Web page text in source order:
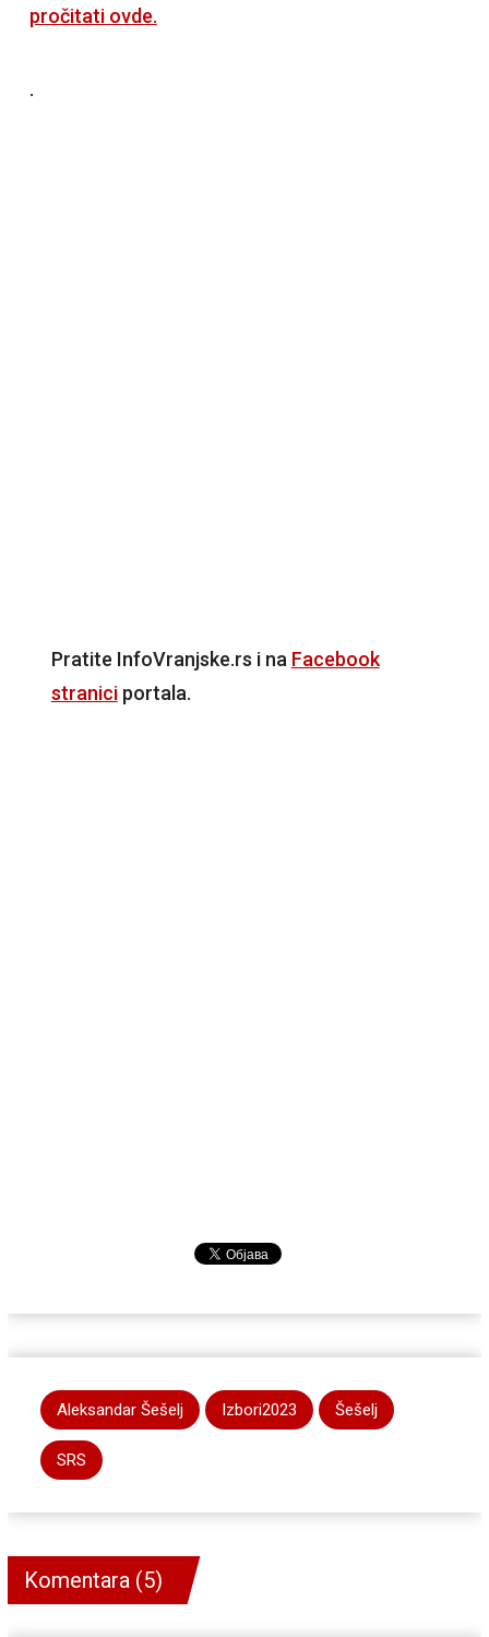
pročitati ovde.
.
Pratite InfoVranjske.rs i na Facebook
straniciportala.
Aleksandar Šešelj Izbori2023 Šešelj
SRS
Komentara (5)